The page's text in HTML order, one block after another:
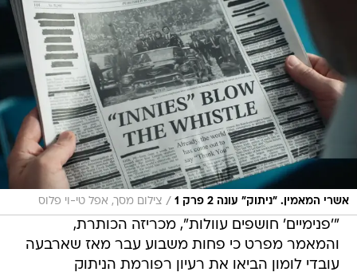
אשרי המאמין. "ניתוק" עונה 2 פרק 1 / צילום מסך, אפל טי-וי פלוס
"'פנימיים' חושפים עוולות", מכריזה הכותרת,
והמאמר מפרט כי פחות משבוע עבר מאז שארבעה
עובדי לומון הביאו את רעיון רפורמת הניתוק